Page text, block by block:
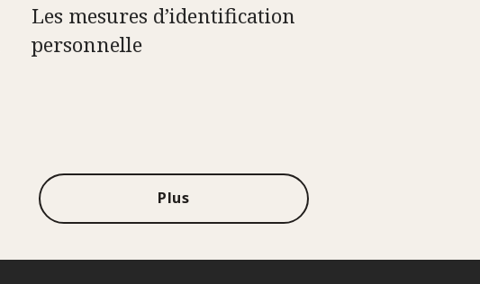
Les mesures d’identification
personnelle
Plus